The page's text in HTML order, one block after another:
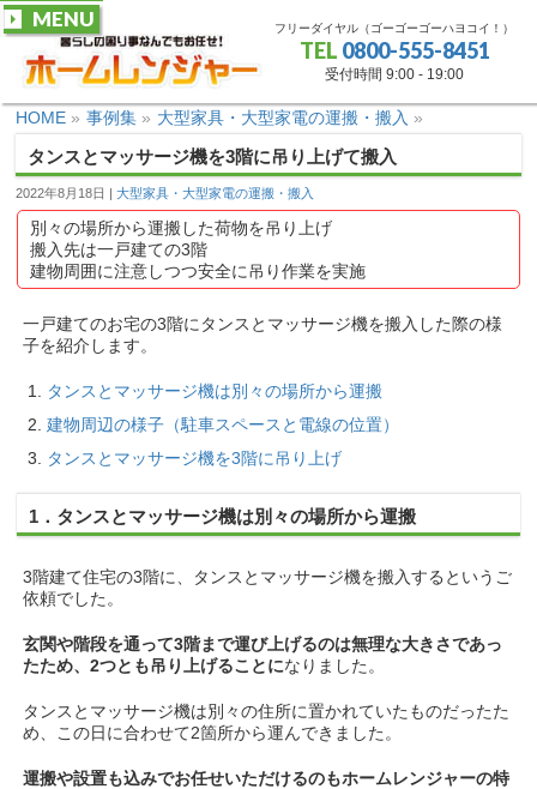
フリーダイヤル（ゴーゴーゴーハヨコイ！）
TEL 0800-555-8451
受付時間 9:00 - 19:00
MENU
HOME » 事例集 » 大型家具・大型家電の運搬・搬入 »
タンスとマッサージ機を3階に吊り上げて搬入
2022年8月18日 大型家具・大型家電の運搬・搬入
別々の場所から運搬した荷物を吊り上げ
搬入先は一戸建ての3階
建物周囲に注意しつつ安全に吊り作業を実施
一戸建てのお宅の3階にタンスとマッサージ機を搬入した際の様
子を紹介します。
タンスとマッサージ機は別々の場所から運搬
建物周辺の様子（駐車スペースと電線の位置）
タンスとマッサージ機を3階に吊り上げ
1．タンスとマッサージ機は別々の場所から運搬
3階建て住宅の3階に、タンスとマッサージ機を搬入するというご
依頼でした。
玄関や階段を通って3階まで運び上げるのは無理な大きさであっ
たため、2つとも吊り上げることになりました。
タンスとマッサージ機は別々の住所に置かれていたものだったた
め、この日に合わせて2箇所から運んできました。
運搬や設置も込みでお任せいただけるのもホームレンジャーの特